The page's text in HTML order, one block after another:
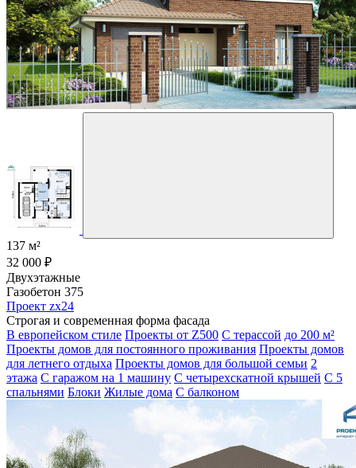
137 м²
32 000 ₽
Двухэтажные
Газобетон 375
Проект zx24
Строгая и современная форма фасада
В европейском стиле Проекты от Z500 С терассой до 200 м²
Проекты домов для постоянного проживания Проекты домов
для летнего отдыха Проекты домов для большой семьи 2
этажа С гаражом на 1 машину С четырехскатной крышей С 5
спальнями Блоки Жилые дома С балконом